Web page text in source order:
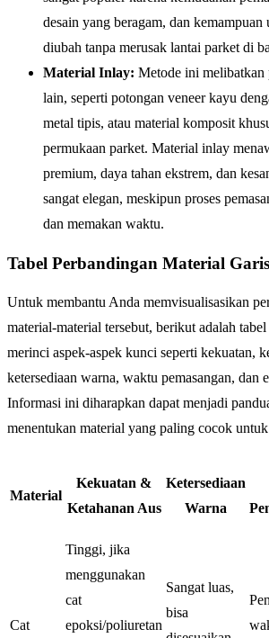
desain yang beragam, dan kemampuan
diubah tanpa merusak lantai parket di
Material Inlay: Metode ini melibatkan
lain, seperti potongan veneer kayu
metal tipis, atau material komposit
permukaan parket. Material inlay
premium, daya tahan ekstrem, dan
sangat elegan, meskipun proses
dan memakan waktu.
Tabel Perbandingan Material
Untuk membantu Anda memvisualisasikan
material-material tersebut, berikut adalah
merinci aspek-aspek kunci seperti kekuatan,
ketersediaan warna, waktu pemasangan, dan
Informasi ini diharapkan dapat menjadi
menentukan material yang paling cocok
Material
Kekuatan &
Ketahanan Aus
Ketersediaan
Warna
Cat
Tinggi, jika
menggunakan
cat
epoksi/poliuretan
Sangat luas,
bisa